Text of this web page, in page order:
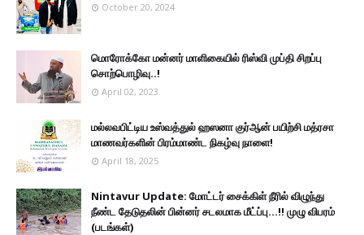
October 20, 2024
மொரோக்கோ மன்னர் மாளிகையில் ரிஸ்வி முப்தி சிறப்பு
சொற்பொழிவு..!
April 02, 2023
மல்லவபிட்டிய உஸ்வத்துல் ஹஸனா குர்ஆன் பயிற்சி மத்ரசா
மாணவர்களின் பிரம்மாண்ட நிகழ்வு நாளை!
April 18, 2025
Nintavur Update: மோட்டர் சைக்கிள் நீரில் விழுந்து
நீண்ட தேடுதலின் பின்னர் சடலமாக மீட்ப்பு…!! முழு விபரம்
(படங்கள்)